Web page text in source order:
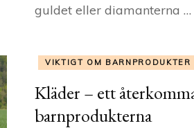
guldet eller diamanterna …
VIKTIGT OM BARNPRODUKTER
Kläder – ett
barnprodukterna